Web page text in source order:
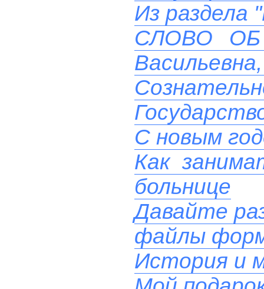
Из раздела
СЛОВО ОБ
С новым
Как
больнице
Давайте
файлы
История и